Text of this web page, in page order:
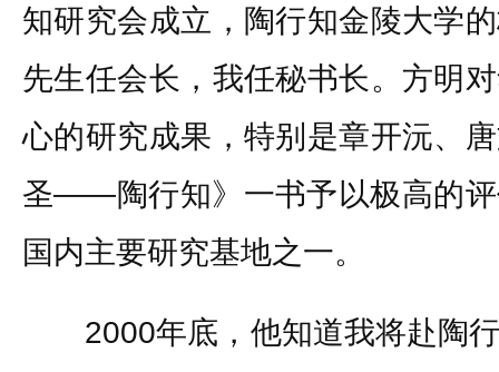
知研究会成立，陶行知金陵大学
先生任会长，我任秘书长。方明
心的研究成果，特别是章开沅、
圣——陶行知》一书予以极高的
国内主要研究基地之一。
2000年底，他知道我将赴陶行